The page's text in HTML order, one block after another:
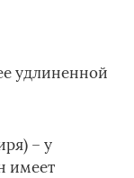
удлиненной
– у
имеет